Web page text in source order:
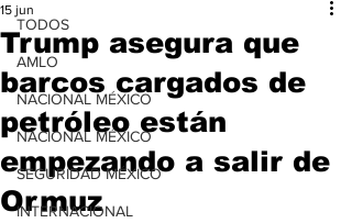
TODOS
AMLO
NACIONAL MÉXICO
NACIONAL MÉXICO
SEGURIDAD MÉXICO
INTERNACIONAL
Trump asegura que
barcos cargados de
petróleo están
empezando a salir de
Ormuz
15 jun